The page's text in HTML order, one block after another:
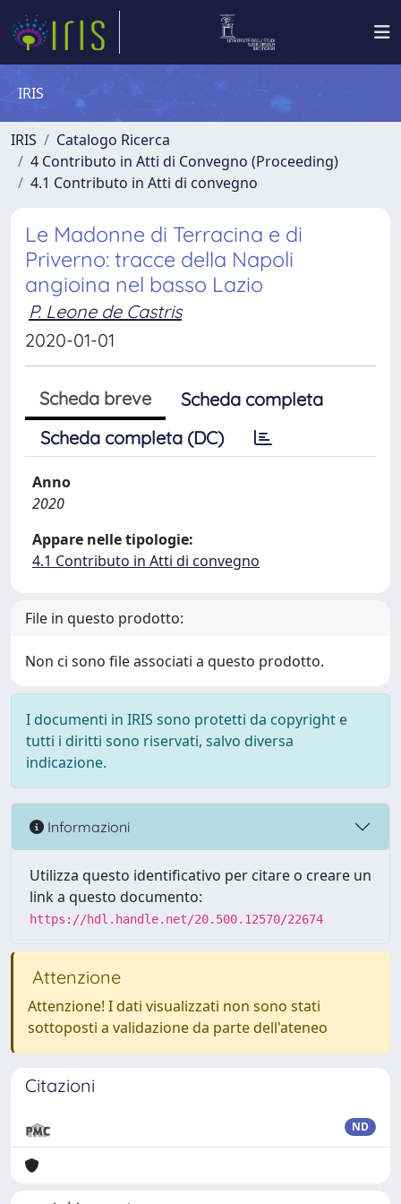
IRIS
IRIS
Catalogo Ricerca
4 Contributo in Atti di Convegno (Proceeding)
4.1 Contributo in Atti di convegno
Le Madonne di Terracina e di
Priverno: tracce della Napoli
angioina nel basso Lazio
P. Leone de Castris
2020-01-01
Scheda breve
Scheda completa
Scheda completa (DC)
Anno
2020
Appare nelle tipologie:
4.1 Contributo in Atti di convegno
File in questo prodotto:
Non ci sono file associati a questo prodotto.
I documenti in IRIS sono protetti da copyright e
tutti i diritti sono riservati, salvo diversa
indicazione.
Informazioni
Utilizza questo identificativo per citare o creare un
link a questo documento:
https://hdl.handle.net/20.500.12570/22674
Attenzione
Attenzione! I dati visualizzati non sono stati
sottoposti a validazione da parte dell'ateneo
Citazioni
ND